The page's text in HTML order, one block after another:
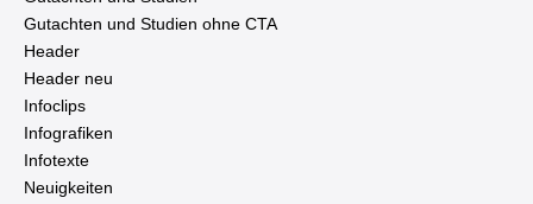
Gutachten und Studien ohne CTA
Header
Header neu
Infoclips
In­fo­gra­fi­ken
Infotexte
Neu­ig­kei­ten